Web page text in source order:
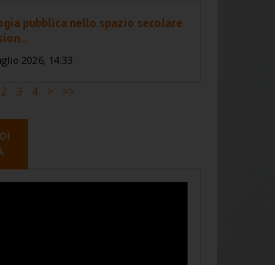
pubblica nello spazio secolare
2026, 14:33
2 3 4 > >>